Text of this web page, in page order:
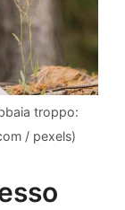
troppo:
/ pexels)